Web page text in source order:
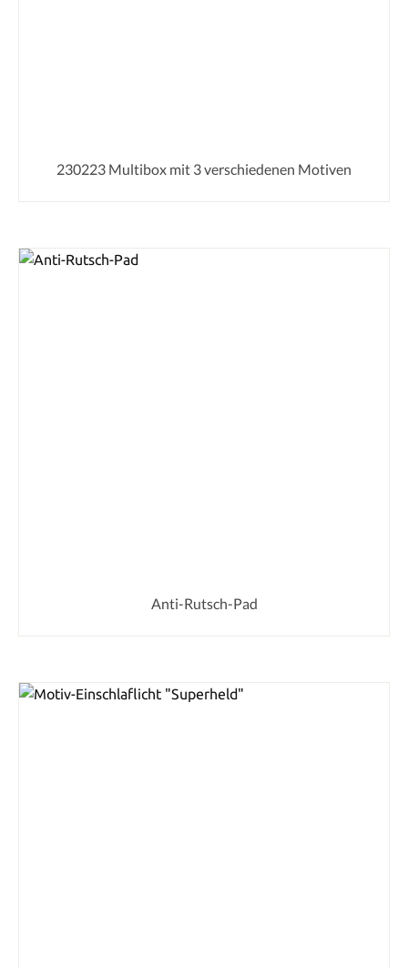
230223 Multibox mit 3 verschiedenen Motiven
Anti-Rutsch-Pad